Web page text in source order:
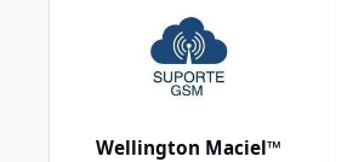
Wellington Maciel™